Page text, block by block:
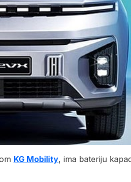
KG Mobility, ima bateriju